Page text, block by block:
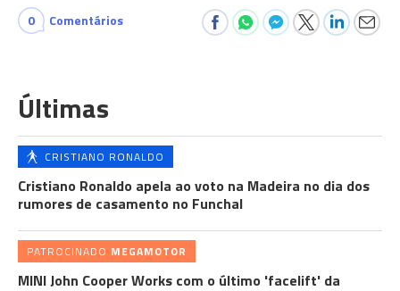
0 Comentários
Últimas
CRISTIANO RONALDO
Cristiano Ronaldo apela ao voto na Madeira no dia dos
rumores de casamento no Funchal
PATROCINADO MEGAMOTOR
MINI John Cooper Works com o último 'facelift' da